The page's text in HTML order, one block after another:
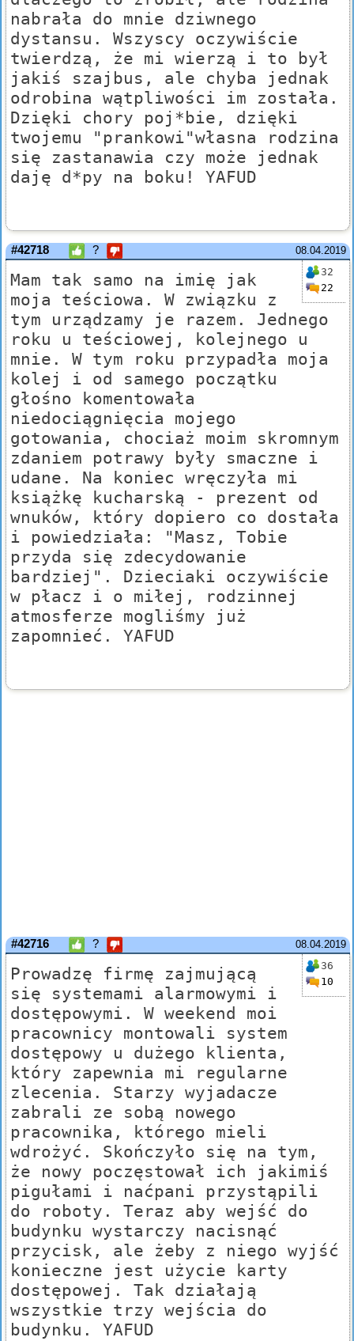
nabrała do mnie dziwnego
dystansu. Wszyscy oczywiście
twierdzą, że mi wierzą i to był
jakiś szajbus, ale chyba jednak
odrobina wątpliwości im została.
Dzięki chory poj*bie, dzięki
twojemu "prankowi"własna rodzina
się zastanawia czy może jednak
daję d*py na boku! YAFUD
08.04.2019
#42718 ?
32
22
Mam tak samo na imię jak
moja teściowa. W związku z
tym urządzamy je razem. Jednego
roku u teściowej, kolejnego u
mnie. W tym roku przypadła moja
kolej i od samego początku
głośno komentowała
niedociągnięcia mojego
gotowania, chociaż moim skromnym
zdaniem potrawy były smaczne i
udane. Na koniec wręczyła mi
książkę kucharską - prezent od
wnuków, który dopiero co dostała
i powiedziała: "Masz, Tobie
przyda się zdecydowanie
bardziej". Dzieciaki oczywiście
w płacz i o miłej, rodzinnej
atmosferze mogliśmy już
zapomnieć. YAFUD
08.04.2019
#42716 ?
36
10
Prowadzę firmę zajmującą
się systemami alarmowymi i
dostępowymi. W weekend moi
pracownicy montowali system
dostępowy u dużego klienta,
który zapewnia mi regularne
zlecenia. Starzy wyjadacze
zabrali ze sobą nowego
pracownika, którego mieli
wdrożyć. Skończyło się na tym,
że nowy poczęstował ich jakimiś
pigułami i naćpani przystąpili
do roboty. Teraz aby wejść do
budynku wystarczy nacisnąć
przycisk, ale żeby z niego wyjść
konieczne jest użycie karty
dostępowej. Tak działają
wszystkie trzy wejścia do
budynku. YAFUD